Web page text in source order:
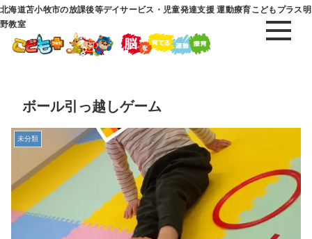
北海道苫小牧市の放課後等デイサービス・児童発達支援 運動療育こどもプラス明
野教室
ボール引っ越しゲーム
未分類